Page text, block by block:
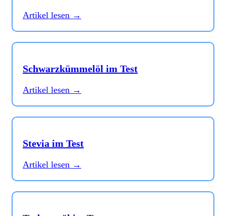
Artikel lesen →
Schwarzkümmelöl im Test
Artikel lesen →
Stevia im Test
Artikel lesen →